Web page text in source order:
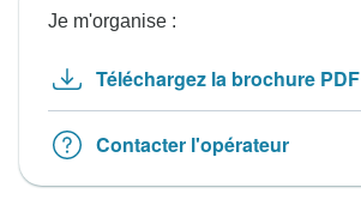
Je m'organise :
Téléchargez la brochure PDF
Contacter l'opérateur